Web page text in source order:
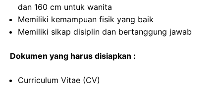
dan 160 cm untuk wanita
Memiliki kemampuan fisik yang baik
Memiliki sikap disiplin dan bertanggung jawab
Dokumen yang harus disiapkan :
Curriculum Vitae (CV)